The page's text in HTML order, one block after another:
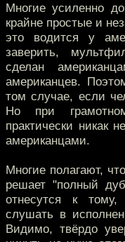
Многие усиленно
крайне простые и
это водится у
заверить,
сделан
американцев.
том случае, если
Но при
практически никак
американцами.
Многие полагают,
решает "полный
отнесутся к
слушать в
Видимо, твёрдо